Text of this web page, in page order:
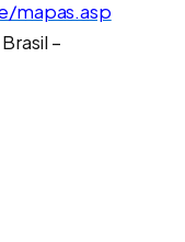
mapas.asp
–